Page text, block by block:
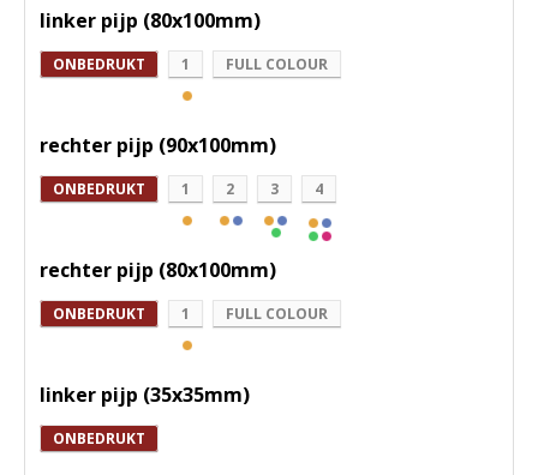
linker pijp (80x100mm)
ONBEDRUKT 1 FULL COLOUR
rechter pijp (90x100mm)
ONBEDRUKT 1 2 3 4
rechter pijp (80x100mm)
ONBEDRUKT 1 FULL COLOUR
linker pijp (35x35mm)
ONBEDRUKT